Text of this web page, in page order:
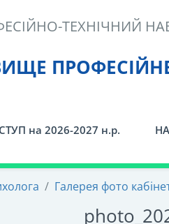
ТЕХНІЧНИЙ
на 2026-2027 н.р.
/ Галерея фото